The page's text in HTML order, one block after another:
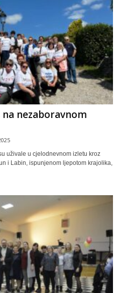
na nezaboravnom
uživale u cjelodnevnom izletu kroz
i Labin, ispunjenom ljepotom krajolika,